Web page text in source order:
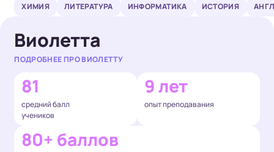
ХИМИЯ
ЛИТЕРАТУРА ИНФОРМАТИКА ИСТОРИЯ
Виолетта
ПОДРОБНЕЕ ПРО ВИОЛЕТТУ
81
средний балл
учеников
9 лет
опыт преподавания
80+ баллов